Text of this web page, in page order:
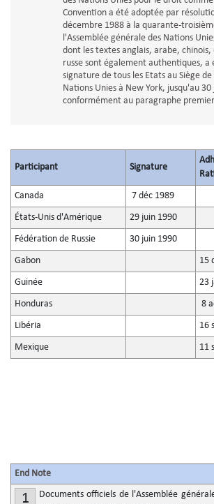
Convention a été adoptée par
décembre 1988 à la quarante-
l'Assemblée générale des Nations
dont les textes anglais, arabe,
russe sont également authentiques, a
signature de tous les Etats au Siège
Nations Unies à New York, jusqu'au 30
conformément au paragraphe
Participant Signature
Canada 7 déc 1989
États-Unis d'Amérique 29 juin 1990
Fédération de Russie 30 juin 1990
Gabon 15
Guinée 23
Honduras 8
Libéria 16
Mexique 11
End Note
1
Documents officiels de l'Assemblée